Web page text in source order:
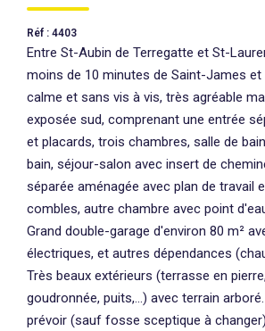
Réf : 4403
Entre St-Aubin de Terregatte et St-
moins de 10 minutes de Saint-James et
calme et sans vis à vis, très agréable
exposée sud, comprenant une entrée
et placards, trois chambres, salle de
bain, séjour-salon avec insert de
séparée aménagée avec plan de travail
combles, autre chambre avec point
Grand double-garage d'environ 80 m²
électriques, et autres dépendances
Très beaux extérieurs (terrasse en
goudronnée, puits,...) avec terrain
prévoir (sauf fosse sceptique à